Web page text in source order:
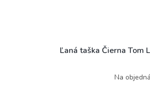
Ľaná taška Čierna Tom
Na